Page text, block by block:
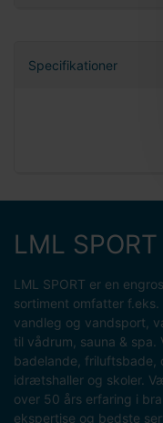
Specifikationer
LML
LML SPORT er en
sortiment omfatter
vandleg og vandsport,
til vådrum, sauna & spa.
badelande, friluftsbade,
idrætshaller og skoler.
over 50 års erfaring i
ekspertise og bedste